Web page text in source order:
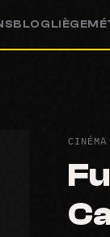
BLOG LIÈGE
CINÉMA